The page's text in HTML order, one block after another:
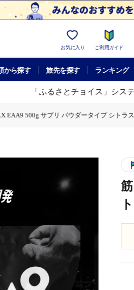
お気に入り ご利用ガイド
から探す 旅先を探す ランキング
「ふるさとチョイス」シス
EAA9 500g サプリ パウダータイプ シトラ